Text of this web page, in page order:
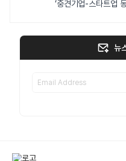
‘중견기업-스타트업
뉴